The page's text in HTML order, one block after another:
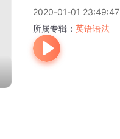
2020-01-01 23:49:47
所属专辑： 英语语法